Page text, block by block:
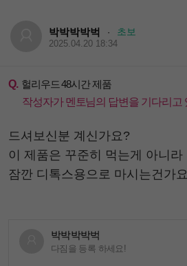
박박박박벅 · 초보
2025.04.20 18:34
Q. 헐리우드 48시간 제품
작성자가 멘토님의 답변을 기다리고
드셔보신분 계신가요?
이 제품은 꾸준히 먹는게 아니라
잠깐 디톡스용으로 마시는건가
박박박박벅
다짐을 등록 하세요!